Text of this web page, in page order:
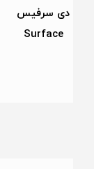
دی سرفیس
Surface